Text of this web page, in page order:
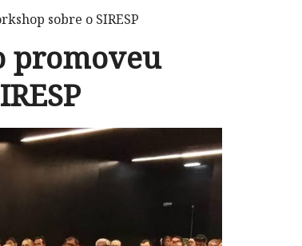
sobre o SIRESP
promoveu